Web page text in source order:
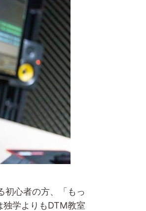
初心者の方、「もっ
独学よりもDTM教室